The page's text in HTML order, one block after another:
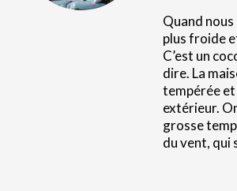
Quand nous
plus froide
C’est un
dire. La
tempérée
extérieur.
grosse
du vent,